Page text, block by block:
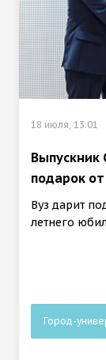
18 июля, 13:01
Выпускник
подарок
Вуз дарит
летнего
Город-